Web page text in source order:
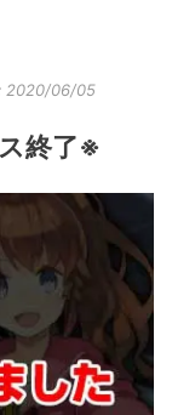
2020/06/05
終了※